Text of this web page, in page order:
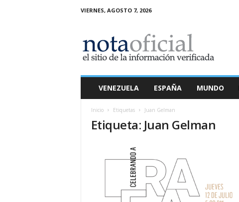
VIERNES, AGOSTO 7, 2026
a
O
VENEZUELA ESPAÑA MUNDO
Inicio Etiquetas Juan Gelman
Etiqueta: Juan Gelman